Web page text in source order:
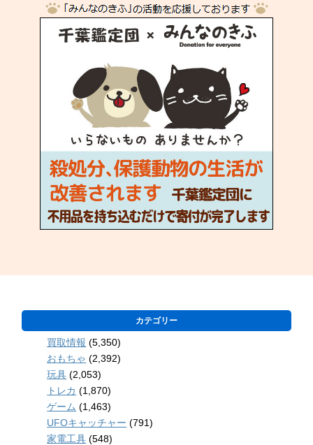
カテゴリー
買取情報 (5,350)
おもちゃ (2,392)
玩具 (2,053)
トレカ (1,870)
ゲーム (1,463)
UFOキャッチャー (791)
家電工具 (548)